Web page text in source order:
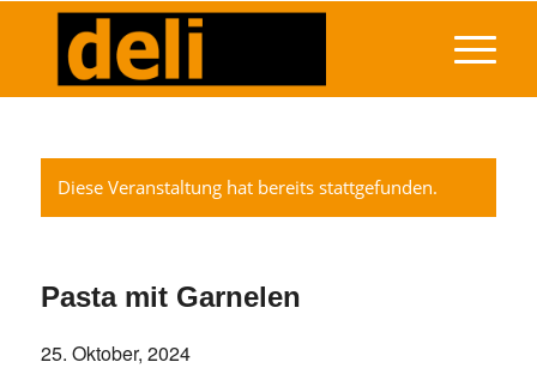
Diese Veranstaltung hat bereits stattgefunden.
Pasta mit Garnelen
25. Oktober, 2024